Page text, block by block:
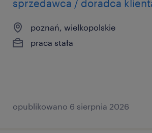
sprzedawca / doradca
poznań, wielkopolskie
praca stała
opublikowano 6 sierpnia 2026